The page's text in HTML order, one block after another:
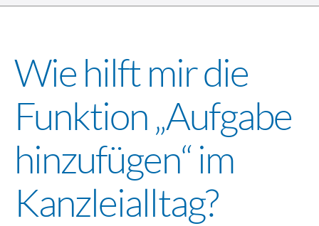
Wie hilft mir die
Funktion „Aufgabe
hinzufügen“ im
Kanzleialltag?